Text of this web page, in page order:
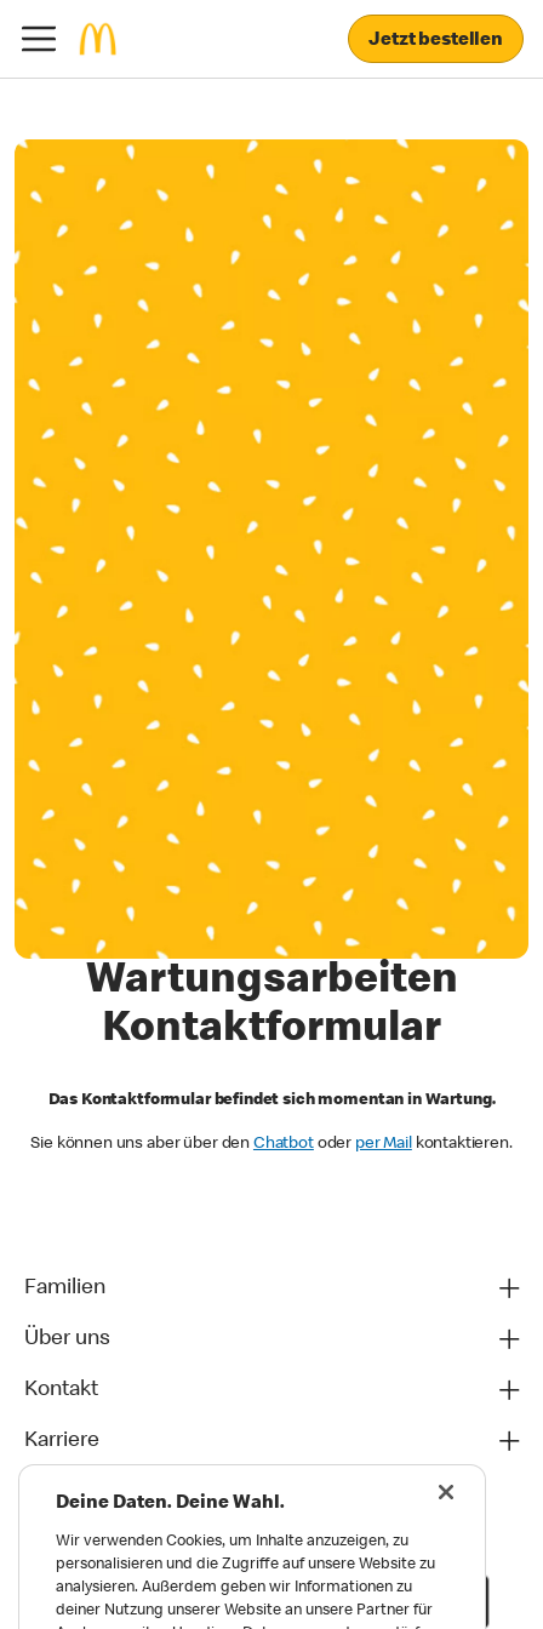
Jetzt bestellen
Wartungsarbeiten
Kontaktformular
Das Kontaktformular befindet sich momentan in Wartung.
Sie können uns aber über den Chatbotoder per Mail kontaktieren.
Familien
Über uns
Kontakt
Karriere
Deine Daten. Deine Wahl.
Wir verwenden Cookies, um Inhalte anzuzeigen, zu
personalisieren und die Zugriffe auf unsere Website zu
analysieren. Außerdem geben wir Informationen zu
deiner Nutzung unserer Website an unsere Partner für